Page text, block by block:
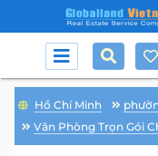
Hồ Chí Minh
Văn Phòng Trọn Gói